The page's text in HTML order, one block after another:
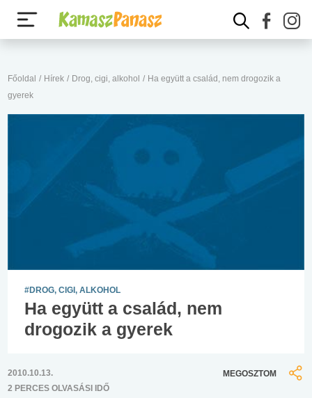
Főoldal / Hírek / Drog, cigi, alkohol / Ha együtt a család, nem drogozik a
gyerek
#DROG, CIGI, ALKOHOL
Ha együtt a család, nem
drogozik a gyerek
2010.10.13.
2 PERCES OLVASÁSI IDŐ
MEGOSZTOM